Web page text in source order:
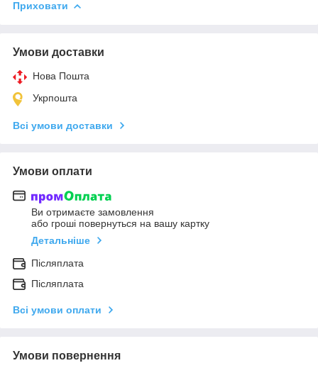
Приховати
Умови доставки
Нова Пошта
Укрпошта
Всі умови доставки
Умови оплати
Ви отримаєте замовлення
або гроші повернуться на вашу картку
Детальніше
Післяплата
Післяплата
Всі умови оплати
Умови повернення